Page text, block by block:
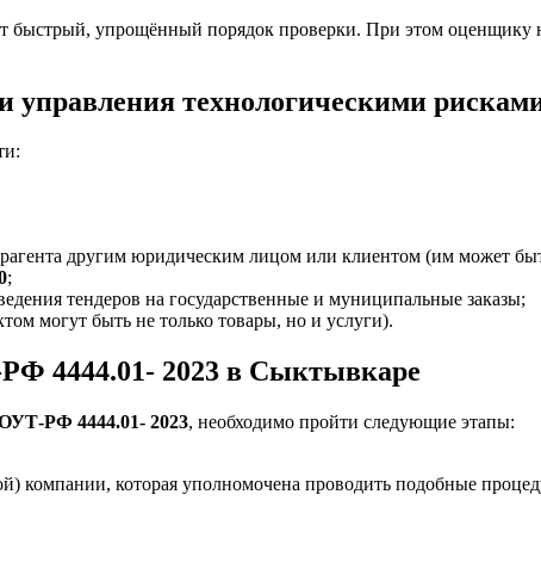
быстрый, упрощённый порядок проверки. При этом оценщику
управления технологическими
другим юридическим лицом или клиентом (им может
;
тендеров на государственные и муниципальные заказы;
могут быть не только товары, но и услуги).
4444.01- 2023 в Сыктывкаре
РФ 4444.01- 2023, необходимо пройти следующие этапы:
компании, которая уполномочена проводить подобные